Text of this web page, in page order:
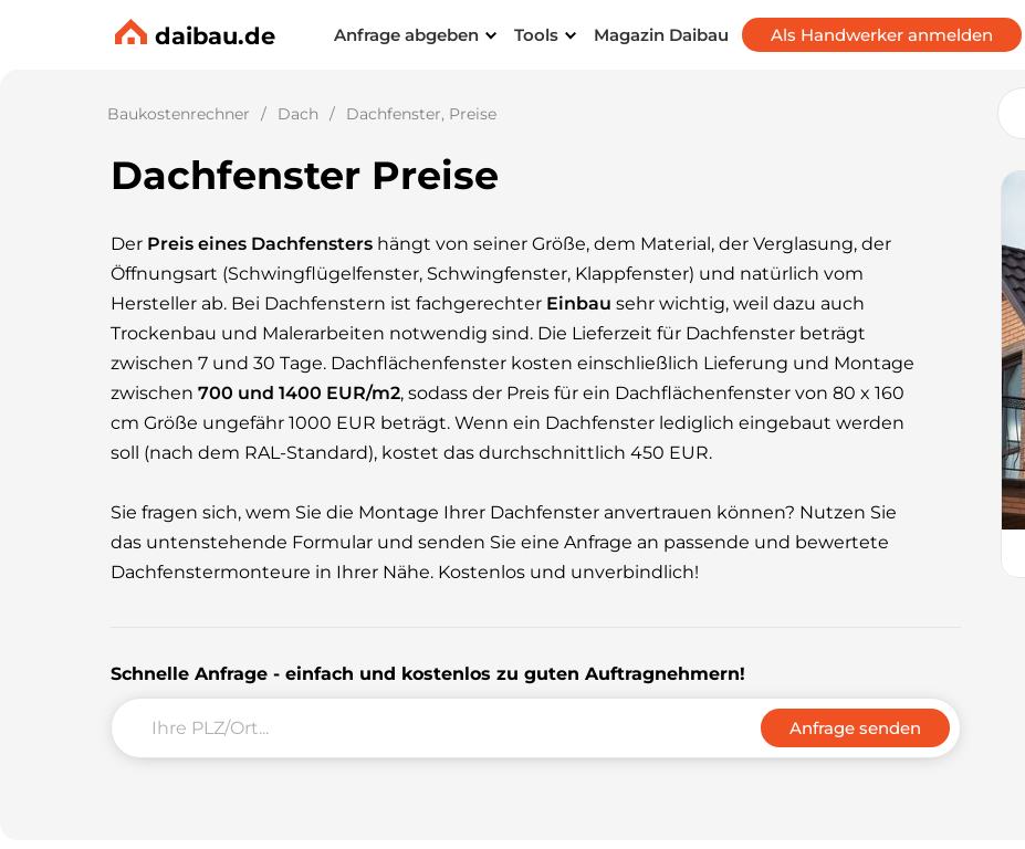
daibau.de Anfrage abgeben Tools Magazin Daibau Als Handwerker anmelden
Baukostenrechner Dach Dachfenster, Preise
Dachfenster Preise
Der Preis eines Dachfensters hängt von seiner Größe, dem Material, der Verglasung, der
Öffnungsart (Schwingflügelfenster, Schwingfenster, Klappfenster) und natürlich vom
Hersteller ab. Bei Dachfenstern ist fachgerechter Einbau sehr wichtig, weil dazu auch
Trockenbau und Malerarbeiten notwendig sind. Die Lieferzeit für Dachfenster beträgt
zwischen 7 und 30 Tage. Dachflächenfenster kosten einschließlich Lieferung und Montage
zwischen700 und 1400 EUR/m2, sodass der Preis für ein Dachflächenfenster von 80 x 160
cm Größe ungefähr 1000 EUR beträgt. Wenn ein Dachfenster lediglich eingebaut werden
soll (nach dem RAL-Standard), kostet das durchschnittlich 450 EUR.
Sie fragen sich, wem Sie die Montage Ihrer Dachfenster anvertrauen können? Nutzen Sie
das untenstehende Formular und senden Sie eine Anfrage an passende und bewertete
Dachfenstermonteure in Ihrer Nähe. Kostenlos und unverbindlich!
Schnelle Anfrage - einfach und kostenlos zu guten Auftragnehmern!
Anfrage senden